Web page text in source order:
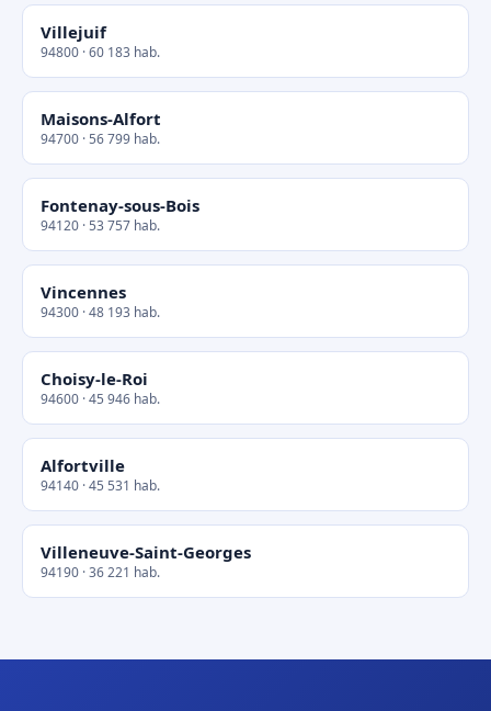
Villejuif
94800 · 60 183 hab.
Maisons-Alfort
94700 · 56 799 hab.
Fontenay-sous-Bois
94120 · 53 757 hab.
Vincennes
94300 · 48 193 hab.
Choisy-le-Roi
94600 · 45 946 hab.
Alfortville
94140 · 45 531 hab.
Villeneuve-Saint-Georges
94190 · 36 221 hab.